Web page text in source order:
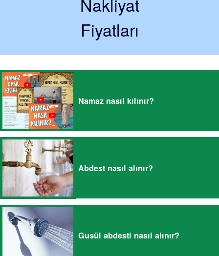
Fiyatları
Namaz nasıl kılınır?
Abdest nasıl alınır?
Gusül abdesti nasıl alınır?